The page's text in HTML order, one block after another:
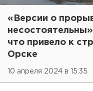
«Версии о
что привело к
Орске
10 апреля 2024 в 15:35